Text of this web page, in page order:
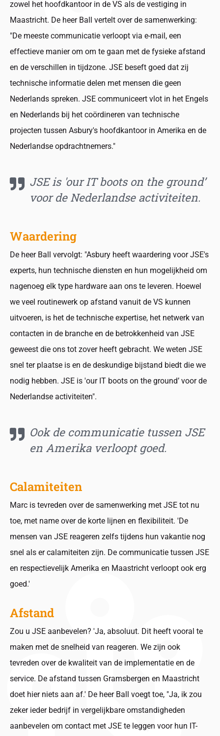
zowel het hoofdkantoor in de VS als de vestiging in
Maastricht. De heer Ball vertelt over de samenwerking:
"De meeste communicatie verloopt via e-mail, een
effectieve manier om om te gaan met de fysieke afstand
en de verschillen in tijdzone. JSE beseft goed dat zij
technische informatie delen met mensen die geen
Nederlands spreken. JSE communiceert vlot in het Engels
en Nederlands bij het coördineren van technische
projecten tussen Asbury's hoofdkantoor in Amerika en de
Nederlandse opdrachtnemers."
JSE is 'our IT boots on the ground’
voor de Nederlandse activiteiten.
Waardering
De heer Ball vervolgt: "Asbury heeft waardering voor JSE's
experts, hun technische diensten en hun mogelijkheid om
nagenoeg elk type hardware aan ons te leveren. Hoewel
we veel routinewerk op afstand vanuit de VS kunnen
uitvoeren, is het de technische expertise, het netwerk van
contacten in de branche en de betrokkenheid van JSE
geweest die ons tot zover heeft gebracht. We weten JSE
snel ter plaatse is en de deskundige bijstand biedt die we
nodig hebben. JSE is 'our IT boots on the ground’ voor de
Nederlandse activiteiten".
Ook de communicatie tussen JSE
en Amerika verloopt goed.
Calamiteiten
Marc is tevreden over de samenwerking met JSE tot nu
toe, met name over de korte lijnen en flexibiliteit. 'De
mensen van JSE reageren zelfs tijdens hun vakantie nog
snel als er calamiteiten zijn. De communicatie tussen JSE
en respectievelijk Amerika en Maastricht verloopt ook erg
goed.'
Afstand
Zou u JSE aanbevelen? 'Ja, absoluut. Dit heeft vooral te
maken met de snelheid van reageren. We zijn ook
tevreden over de kwaliteit van de implementatie en de
service. De afstand tussen Gramsbergen en Maastricht
doet hier niets aan af.' De heer Ball voegt toe, "Ja, ik zou
zeker ieder bedrijf in vergelijkbare omstandigheden
aanbevelen om contact met JSE te leggen voor hun IT-